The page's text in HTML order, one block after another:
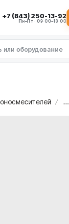
+7 (843) 250-13-92
Пн–Пт · 09:00–18:00
...